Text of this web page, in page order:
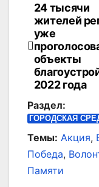
по
24 тысячи
жителей
уже
объекты
2022 года
Раздел:
ГОРОДСКАЯ
Темы: Акция,
Победа,
Памяти